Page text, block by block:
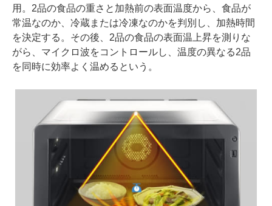
用。2品の食品の重さと加熱前の表面温度から、食品が
常温なのか、冷蔵または冷凍なのかを判別し、加熱時間
を決定する。その後、2品の食品の表面温上昇を測りな
がら、マイクロ波をコントロールし、温度の異なる2品
を同時に効率よく温めるという。